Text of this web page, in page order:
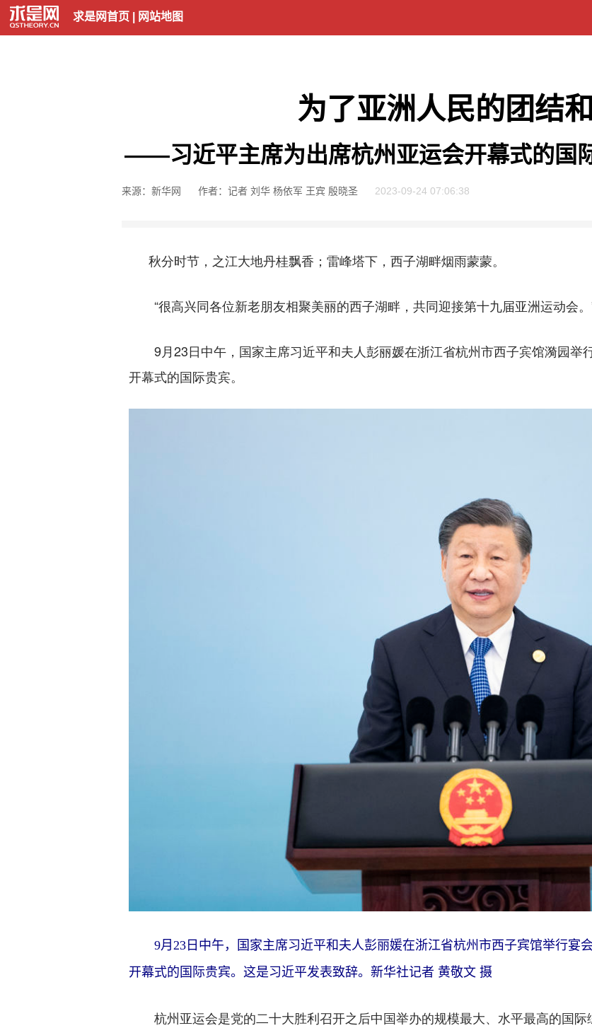
求是网首页 网站地图
为了亚洲人民的团结
——习近平主席为出席杭州亚运会开幕式的国
来源：新华网 作者：记者 刘华 杨依军 王宾 殷晓圣 2023-09-24 07:06:38
秋分时节，之江大地丹桂飘香；雷峰塔下，西子湖畔烟雨蒙蒙。
“很高兴同各位新老朋友相聚美丽的西子湖畔，共同迎接第十九届亚洲运动会。
9月23日中午，国家主席习近平和夫人彭丽媛在浙江省杭州市西子宾馆漪园举
开幕式的国际贵宾。
9月23日中午，国家主席习近平和夫人彭丽媛在浙江省杭州市西子宾馆举行宴
开幕式的国际贵宾。这是习近平发表致辞。新华社记者 黄敬文 摄
杭州亚运会是党的二十大胜利召开之后中国举办的规模最大、水平最高的国际